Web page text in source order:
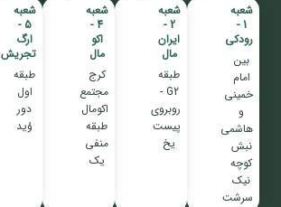
شعبه
1 -
رودکی
بین
امام
خمینی
و
هاشمی
نبش
کوچه
نیک
سرشت
شعبه
2 -
ایران
مال
طبقه
G2 -
روبروی
پیست
یخ
شعبه
4 -
اکو
مال
کرج
مجتمع
اکومال
طبقه
منفی
یک
شعبه
5 -
ارگ
تجریش
طبقه
اول
دور
وُید